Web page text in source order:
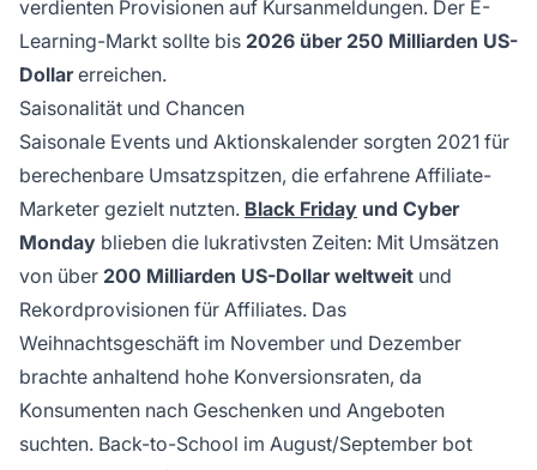
verdienten Provisionen auf Kursanmeldungen. Der E-
Learning-Markt sollte bis 2026 über 250 Milliarden US-
Dollarerreichen.
Saisonalität und Chancen
Saisonale Events und Aktionskalender sorgten 2021 für
berechenbare Umsatzspitzen, die erfahrene Affiliate-
Marketer gezielt nutzten. Black Friday und Cyber
Monday blieben die lukrativsten Zeiten: Mit Umsätzen
von über 200 Milliarden US-Dollar weltweit und
Rekordprovisionen für Affiliates. Das
Weihnachtsgeschäft im November und Dezember
brachte anhaltend hohe Konversionsraten, da
Konsumenten nach Geschenken und Angeboten
suchten. Back-to-School im August/September bot